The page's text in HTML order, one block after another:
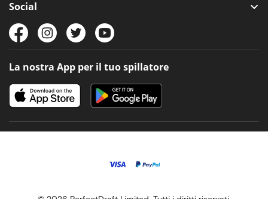
Social
La nostra App per il tuo spillatore